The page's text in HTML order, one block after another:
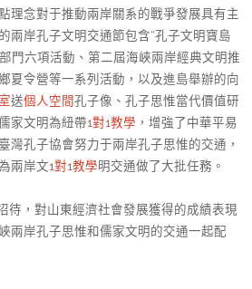
理念對于推動兩岸關系的戰爭發展具有主
兩岸孔子文明交通節包含“孔子文明寶島
門六項活動、第二屆海峽兩岸經典文明推
夏令營等一系列活動，以及進島舉辦的向
送個人空間孔子像、孔子思惟當代價值研
家文明為紐帶1對1教學 ，增強了中華平易
灣孔子協會努力于兩岸孔子思惟的交通，
兩岸文1對1教學明交通做了大批任務。
待，對山東經濟社會發展獲得的成績表現
兩岸孔子思惟和儒家文明的交通一起配